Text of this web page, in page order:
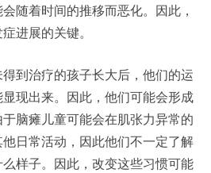
随着时间的推移而恶化。因此，
进展的关键。
到治疗的孩子长大后，他们的运
现出来。因此，他们可能会形成
脑瘫儿童可能会在肌张力异常的
日常活动，因此他们不一定了解
样子。因此，改变这些习惯可能